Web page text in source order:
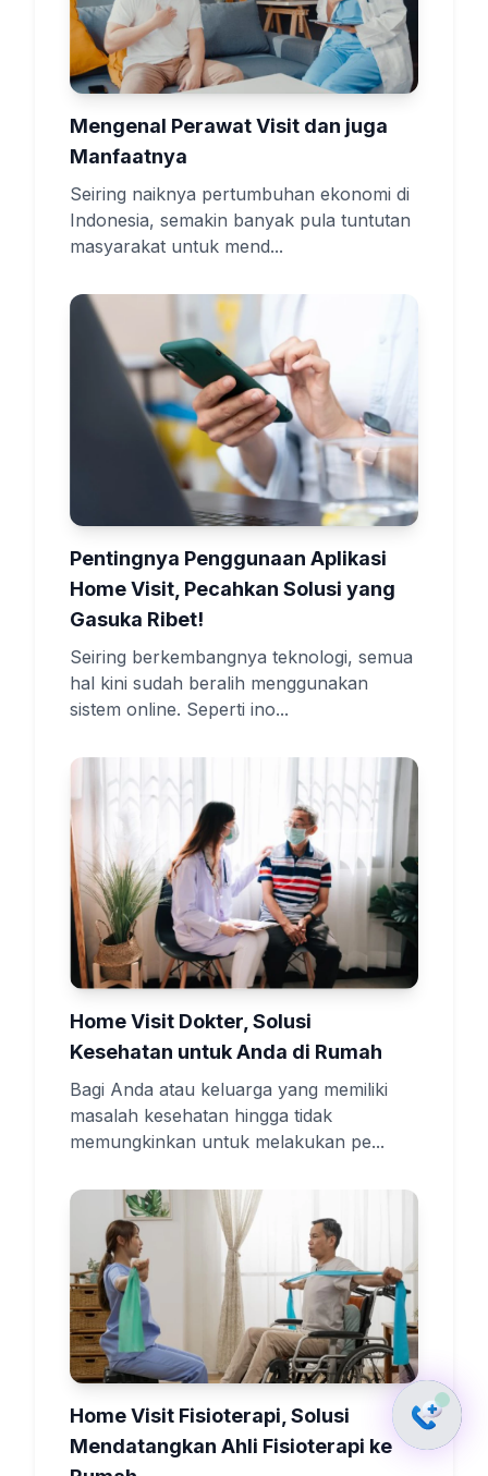
Mengenal Perawat Visit dan juga
Manfaatnya
Seiring naiknya pertumbuhan ekonomi di
Indonesia, semakin banyak pula tuntutan
masyarakat untuk mend...
Pentingnya Penggunaan Aplikasi
Home Visit, Pecahkan Solusi yang
Gasuka Ribet!
Seiring berkembangnya teknologi, semua
hal kini sudah beralih menggunakan
sistem online. Seperti ino...
Home Visit Dokter, Solusi
Kesehatan untuk Anda di Rumah
Bagi Anda atau keluarga yang memiliki
masalah kesehatan hingga tidak
memungkinkan untuk melakukan pe...
Home Visit Fisioterapi, Solusi
Mendatangkan Ahli Fisioterapi ke